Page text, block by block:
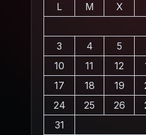
L
M X
3
4 5
10
11 12
17
18 19
24
25 26
31